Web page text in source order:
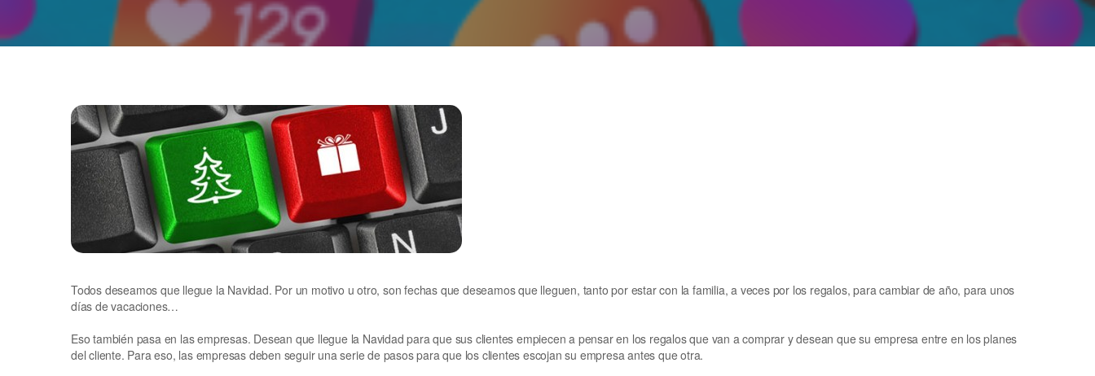
Todos deseamos que llegue la Navidad. Por un motivo u otro, son fechas que deseamos que lleguen, tanto por estar con la familia, a veces por los regalos, para cambiar de año, para unos
días de vacaciones…
Eso también pasa en las empresas. Desean que llegue la Navidad para que sus clientes empiecen a pensar en los regalos que van a comprar y desean que su empresa entre en los planes
del cliente. Para eso, las empresas deben seguir una serie de pasos para que los clientes escojan su empresa antes que otra.